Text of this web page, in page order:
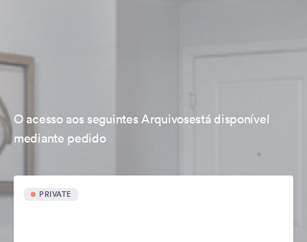
O acesso aos seguintes Arquivosestá disponível
mediante pedido
PRIVATE